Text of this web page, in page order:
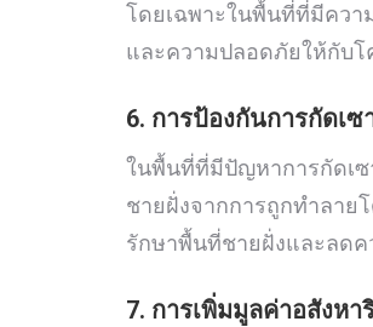
โดยเฉพาะในพื้นที่ที่มีควา
และความปลอดภัยให้กับโ
6. การป้องกันการกัดเซ
ในพื้นที่ที่มีปัญหาการกัดเซ
ชายฝั่งจากการถูกทำลาย
รักษาพื้นที่ชายฝั่งและลดค
7. การเพิ่มมูลค่าอสังหา